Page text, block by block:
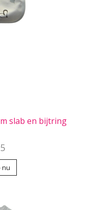
slab en bijtring
nu